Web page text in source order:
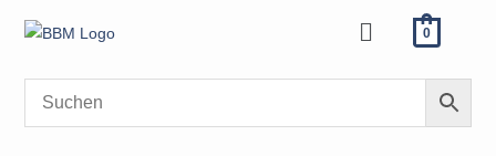
Inhalt
Menü 0